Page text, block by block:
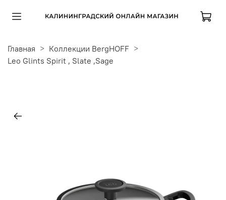
Главная
Коллекции BergHOFF
Leo Glints Spirit , Slate ,Sage